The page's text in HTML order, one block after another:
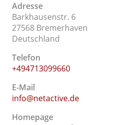
Adresse
Barkhausenstr. 6
27568 Bremerhaven
Deutschland
Telefon
+494713099660
E-Mail
info@netactive.de
Homepage